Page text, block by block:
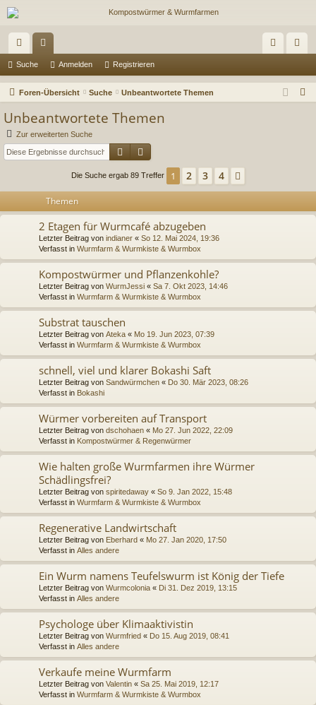
ch
ne
riff
en m ist
Suche Anmelden Registrieren
Foren-Übersicht Suche Unbeantwortete Themen
Unbeantwortete Themen
Zur erweiterten Suche
Suche
Die Suche ergab 89 Treffer 1 2 3 4
Themen
2 Etagen für Wurmcafé abzugeben
Letzter Beitrag von indianer « So 12. Mai 2024, 19:36
Verfasst in Wurmfarm & Wurmkiste & Wurmbox
Kompostwürmer und Pflanzenkohle?
Letzter Beitrag von WurmJessi « Sa 7. Okt 2023, 14:46
Verfasst in Wurmfarm & Wurmkiste & Wurmbox
Substrat tauschen
Letzter Beitrag von Ateka « Mo 19. Jun 2023, 07:39
Verfasst in Wurmfarm & Wurmkiste & Wurmbox
schnell, viel und klarer Bokashi Saft
Letzter Beitrag von Sandwürmchen « Do 30. Mär 2023, 08:26
Verfasst in Bokashi
Würmer vorbereiten auf Transport
Letzter Beitrag von dschohaen « Mo 27. Jun 2022, 22:09
Verfasst in Kompostwürmer & Regenwürmer
Wie halten große Wurmfarmen ihre Würmer
Schädlingsfrei?
Letzter Beitrag von spiritedaway « So 9. Jan 2022, 15:48
Verfasst in Wurmfarm & Wurmkiste & Wurmbox
Regenerative Landwirtschaft
Letzter Beitrag von Eberhard « Mo 27. Jan 2020, 17:50
Verfasst in Alles andere
Ein Wurm namens Teufelswurm ist König der Tiefe
Letzter Beitrag von Wurmcolonia « Di 31. Dez 2019, 13:15
Verfasst in Alles andere
Psychologe über Klimaaktivistin
Letzter Beitrag von Wurmfried « Do 15. Aug 2019, 08:41
Verfasst in Alles andere
Verkaufe meine Wurmfarm
Letzter Beitrag von Valentin « Sa 25. Mai 2019, 12:17
Verfasst in Wurmfarm & Wurmkiste & Wurmbox